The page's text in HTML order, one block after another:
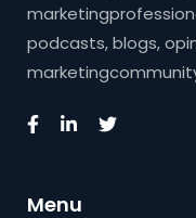
podcasts, blogs,
Menu